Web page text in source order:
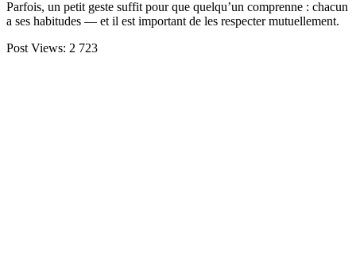
Parfois, un petit geste suffit pour que quelqu’un comprenne : chacun
a ses habitudes — et il est important de les respecter mutuellement.
Post Views: 2 723